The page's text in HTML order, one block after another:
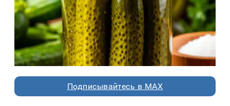
Подписывайтесь в MAX